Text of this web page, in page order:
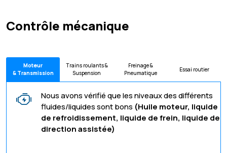
Contrôle mécanique
Moteur
& Transmission
Trains roulants &
Suspension
Freinage &
Pneumatique
Essai routier
Nous avons vérifié que les niveaux des différents
fluides/liquides sont bons (Huile moteur, liquide
de refroidissement, liquide de frein, liquide de
direction assistée)